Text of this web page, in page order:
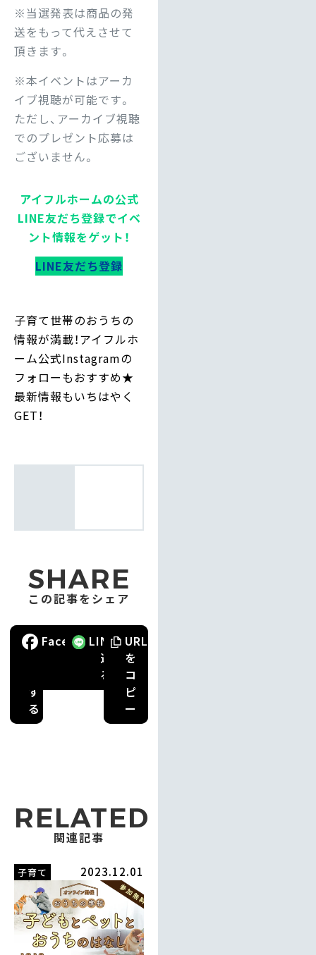
※当選発表は商品の発
送をもって代えさせて
頂きます。
※本イベントはアーカ
イブ視聴が可能です。
ただし、アーカイブ視聴
でのプレゼント応募は
ございません。
アイフルホームの公式
LINE友だち登録でイベ
ント情報をゲット！
LINE友だち登録
子育て世帯のおうちの
情報が満載！アイフルホ
ーム公式Instagramの
フォローもおすすめ★
最新情報もいちはやく
GET！
SHARE
この記事をシェア
ポ
す
る
Facebook
で LINE
で
送
る
URL
を
コ
ピ
ー
RELATED
関連記事
子育て 2023.12.01